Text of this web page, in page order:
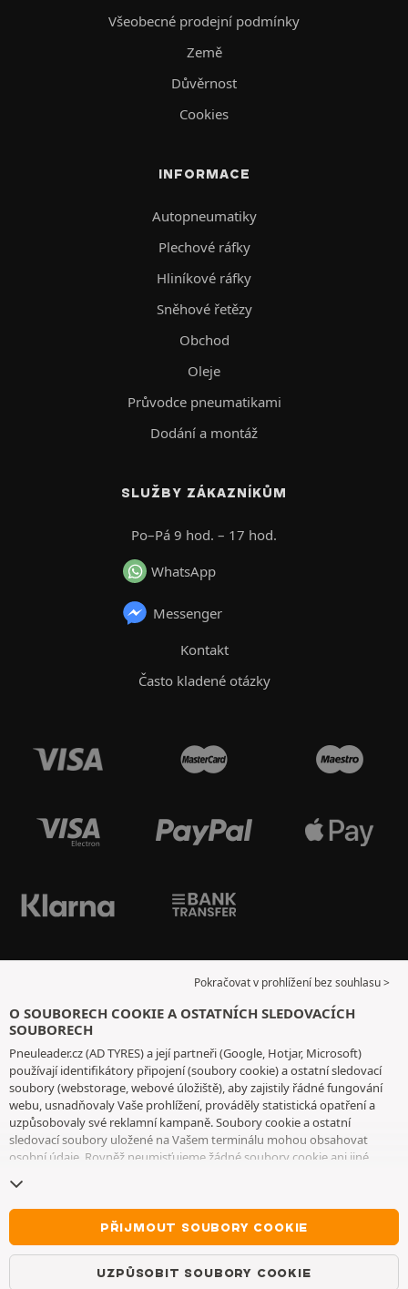
Všeobecné prodejní podmínky
Země
Důvěrnost
Cookies
INFORMACE
Autopneumatiky
Plechové ráfky
Hliníkové ráfky
Sněhové řetězy
Obchod
Oleje
Průvodce pneumatikami
Dodání a montáž
SLUŽBY ZÁKAZNÍKŮM
Po–Pá 9 hod. – 17 hod.
WhatsApp
Messenger
Kontakt
Často kladené otázky
Pokračovat v prohlížení bez souhlasu >
O SOUBORECH COOKIE A OSTATNÍCH SLEDOVACÍCH
SOUBORECH
Pneuleader.cz (AD TYRES) a její partneři (Google, Hotjar, Microsoft)
používají identifikátory připojení (soubory cookie) a ostatní sledovací
soubory (webstorage, webové úložiště), aby zajistily řádné fungování
webu, usnadňovaly Vaše prohlížení, prováděly statistická opatření a
uzpůsobovaly své reklamní kampaně. Soubory cookie a ostatní
sledovací soubory uložené na Vašem terminálu mohou obsahovat
osobní údaje. Rovněž neumisťujeme žádné soubory cookie ani jiné
vyjma těch, které jsou nezbytné pro fungování webu. Vaši volbu
uchováváme po dobu 6 měsíců. Svůj souhlas můžete kdykoliv odvolat
stránce souborů cookie a ostatních sledovacích souborů
rozhodnout, že budete pokračovat v prohlížení, aniž byste přijali
ukládání souborů cookie nebo jiných sledovacích souborů. Toto
odmítnutí nebrání přístupu ke službám AD TYRES. Pro bližší informace
PŘIJMOUT SOUBORY COOKIE
UZPŮSOBIT SOUBORY COOKIE